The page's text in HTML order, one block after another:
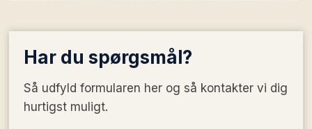
Har du spørgsmål?
Så udfyld formularen her og så kontakter vi dig
hurtigst muligt.